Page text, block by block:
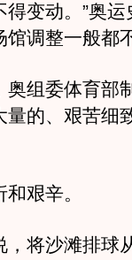
变动。”奥
调整一般都
组委体育部
的、艰苦细
艰辛。
将沙滩排球